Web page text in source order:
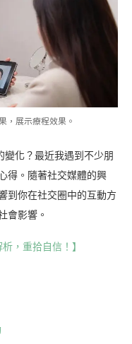
，展示療程效果。
化？最近我遇到不少朋
得。隨著社交媒體的興
到你在社交圈中的互動方
會影響。
，重拾自信！】